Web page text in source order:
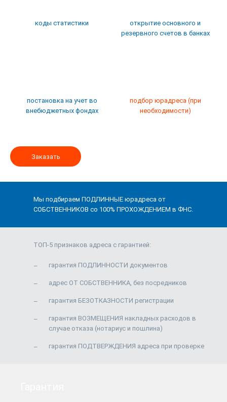
коды статистики
открытие основного и
резервного счетов в банках
постановка на учет во
внебюджетных фондах
подбор юрадреса (при
необходимости)
Заказать
Мы подбираем ПОДЛИННЫЕ юрадреса от
СОБСТВЕННИКОВ со 100% ПРОХОЖДЕНИЕМ в ФНС.
ТОП-5 признаков адреса с гарантией:
гарантия ПОДЛИННОСТИ документов
адрес ОТ СОБСТВЕННИКА, без посредников
гарантия БЕЗОТКАЗНОСТИ регистрации
гарантия ВОЗМЕЩЕНИЯ накладных расходов в
случае отказа (нотариус и пошлина)
гарантия ПОДТВЕРЖДЕНИЯ адреса при проверке